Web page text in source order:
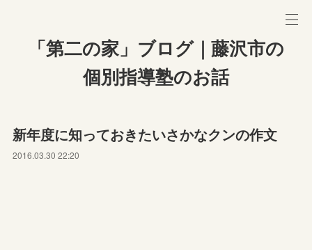
「第二の家」ブログ｜藤沢市の
個別指導塾のお話
新年度に知っておきたいさかなクンの作文
2016.03.30 22:20